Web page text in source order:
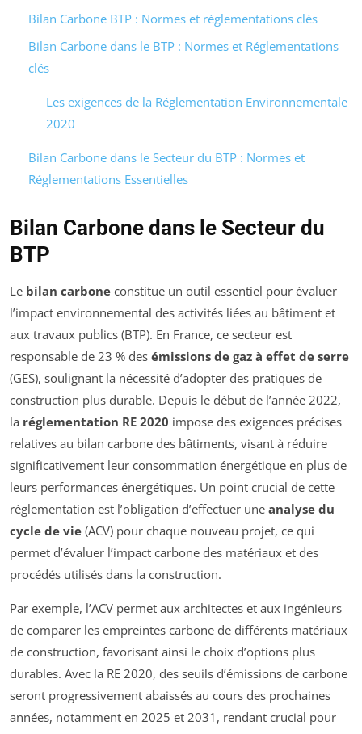
Bilan Carbone BTP : Normes et réglementations clés
Bilan Carbone dans le BTP : Normes et Réglementations
clés
Les exigences de la Réglementation Environnementale
2020
Bilan Carbone dans le Secteur du BTP : Normes et
Réglementations Essentielles
Bilan Carbone dans le Secteur du
BTP
Le bilan carbone constitue un outil essentiel pour évaluer
l’impact environnemental des activités liées au bâtiment et
aux travaux publics (BTP). En France, ce secteur est
responsable de 23 % des émissions de gaz à effet de serre
(GES), soulignant la nécessité d’adopter des pratiques de
construction plus durable. Depuis le début de l’année 2022,
la réglementation RE 2020 impose des exigences précises
relatives au bilan carbone des bâtiments, visant à réduire
significativement leur consommation énergétique en plus de
leurs performances énergétiques. Un point crucial de cette
réglementation est l’obligation d’effectuer une analyse du
cycle de vie (ACV) pour chaque nouveau projet, ce qui
permet d’évaluer l’impact carbone des matériaux et des
procédés utilisés dans la construction.
Par exemple, l’ACV permet aux architectes et aux ingénieurs
de comparer les empreintes carbone de différents matériaux
de construction, favorisant ainsi le choix d’options plus
durables. Avec la RE 2020, des seuils d’émissions de carbone
seront progressivement abaissés au cours des prochaines
années, notamment en 2025 et 2031, rendant crucial pour